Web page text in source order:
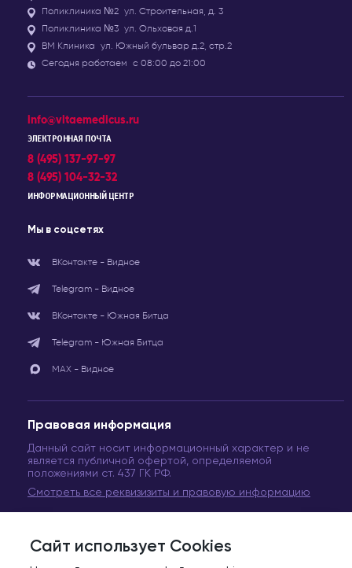
Сайт использует Cookies
Поликлиника №2 ул. Строительная, д. 3
Поликлиника №3 ул. Ольховая д.1
ВМ Клиника ул. Южный бульвар д.2, стр.2
Сегодня работаем с 08:00 до 21:00
info@vitaemedicus.ru
ЭЛЕКТРОННАЯ ПОЧТА
8 (495) 137-97-97
8 (495) 104-32-32
ИНФОРМАЦИОННЫЙ ЦЕНТР
Мы в соцсетях
ВКонтакте - Видное
Telegram - Видное
ВКонтакте - Южная Битца
Telegram - Южная Битца
МАХ - Видное
Правовая информация
Данный сайт носит информационный характер и не
является публичной офертой, определяемой
положениями ст. 437 ГК РФ.
Смотреть все реквизизиты и правовую информацию
© Сеть медицинских центров «Вита Медикус». 2011-2024